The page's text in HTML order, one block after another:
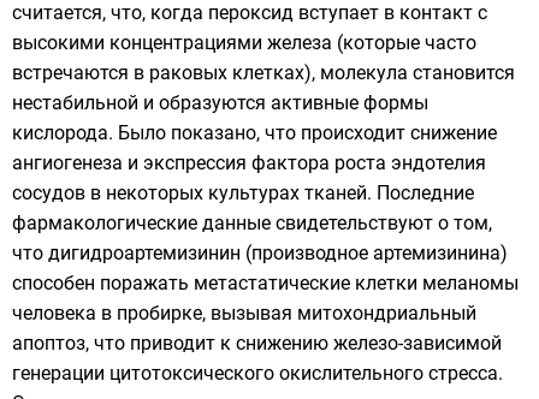
считается, что, когда пероксид вступает в контакт с
высокими концентрациями железа (которые часто
встречаются в раковых клетках), молекула становится
нестабильной и образуются активные формы
кислорода. Было показано, что происходит снижение
ангиогенеза и экспрессия фактора роста эндотелия
сосудов в некоторых культурах тканей. Последние
фармакологические данные свидетельствуют о том,
что дигидроартемизинин (производное артемизинина)
способен поражать метастатические клетки меланомы
человека в пробирке, вызывая митохондриальный
апоптоз, что приводит к снижению железо-зависимой
генерации цитотоксического окислительного стресса.